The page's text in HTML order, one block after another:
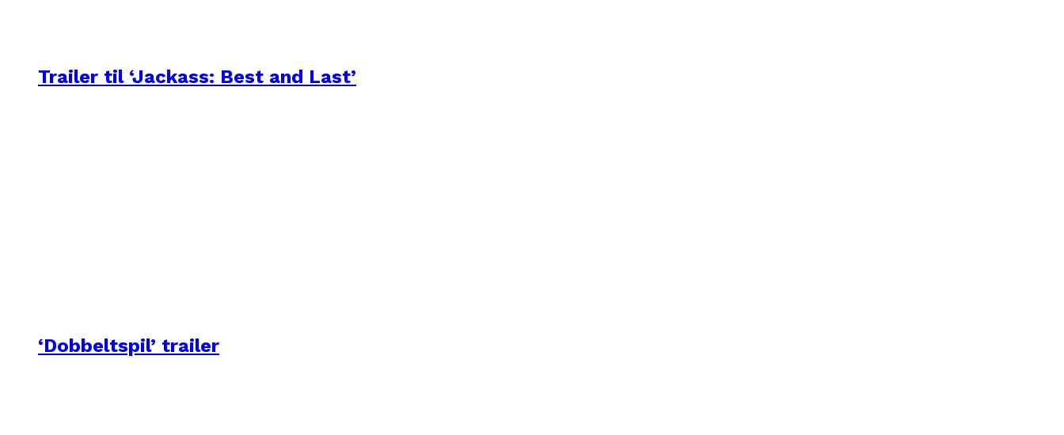
Trailer til ‘Jackass: Best and Last’
‘Dobbeltspil’ trailer